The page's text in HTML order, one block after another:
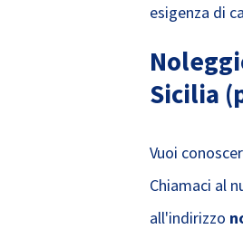
esigenza di
Sicilia
Vuoi
Chiamaci al
all'indirizzo